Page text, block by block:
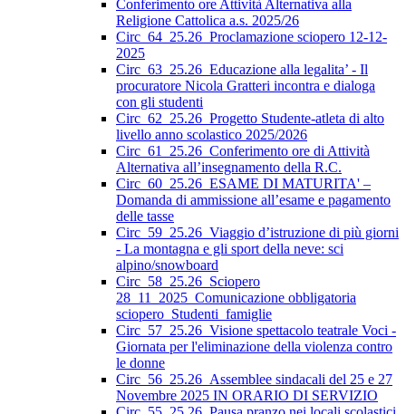
Conferimento ore Attività Alternativa alla
Religione Cattolica a.s. 2025/26
Circ_64_25.26_Proclamazione sciopero 12-12-
2025
Circ_63_25.26_Educazione alla legalita’ - Il
procuratore Nicola Gratteri incontra e dialoga
con gli studenti
Circ_62_25.26_Progetto Studente-atleta di alto
livello anno scolastico 2025/2026
Circ_61_25.26_Conferimento ore di Attività
Alternativa all’insegnamento della R.C.
Circ_60_25.26_ESAME DI MATURITA' –
Domanda di ammissione all’esame e pagamento
delle tasse
Circ_59_25.26_Viaggio d’istruzione di più giorni
- La montagna e gli sport della neve: sci
alpino/snowboard
Circ_58_25.26_Sciopero
28_11_2025_Comunicazione obbligatoria
sciopero_Studenti_famiglie
Circ_57_25.26_Visione spettacolo teatrale Voci -
Giornata per l'eliminazione della violenza contro
le donne
Circ_56_25.26_Assemblee sindacali del 25 e 27
Novembre 2025 IN ORARIO DI SERVIZIO